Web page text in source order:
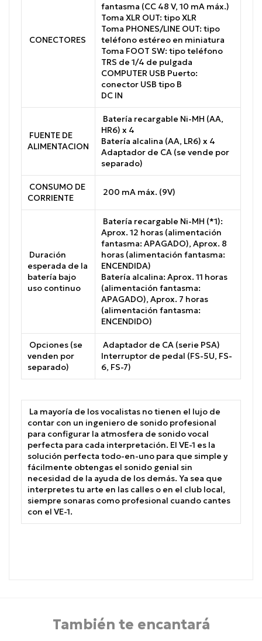
CONECTORES
fantasma (CC 48 V, 10 mA máx.)
Toma XLR OUT: tipo XLR
Toma PHONES/LINE OUT: tipo
teléfono estéreo en miniatura
Toma FOOT SW: tipo teléfono
TRS de 1/4 de pulgada
COMPUTER USB Puerto:
conector USB tipo B
DC IN
FUENTE DE
ALIMENTACION
Batería recargable Ni-MH (AA,
HR6) x 4
Batería alcalina (AA, LR6) x 4
Adaptador de CA (se vende por
separado)
CONSUMO DE
CORRIENTE
200 mA máx. (9V)
Duración
esperada de la
batería bajo
uso continuo
Batería recargable Ni-MH (*1):
Aprox. 12 horas (alimentación
fantasma: APAGADO), Aprox. 8
horas (alimentación fantasma:
ENCENDIDA)
Batería alcalina: Aprox. 11 horas
(alimentación fantasma:
APAGADO), Aprox. 7 horas
(alimentación fantasma:
ENCENDIDO)
Opciones (se
venden por
separado)
Adaptador de CA (serie PSA)
Interruptor de pedal (FS-5U, FS-
6, FS-7)
La mayoría de los vocalistas no tienen el lujo de
contar con un ingeniero de sonido profesional
para configurar la atmosfera de sonido vocal
perfecta para cada interpretación. El VE-1 es la
solución perfecta todo-en-uno para que simple y
fácilmente obtengas el sonido genial sin
necesidad de la ayuda de los demás. Ya sea que
interpretes tu arte en las calles o en el club local,
siempre sonaras como profesional cuando cantes
con el VE-1.
También te encantará